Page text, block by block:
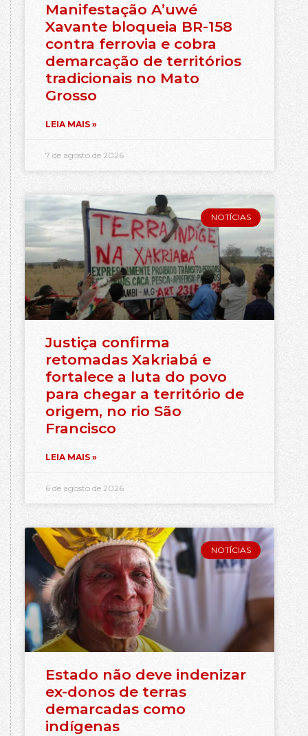
Manifestação A’uwé
Xavante bloqueia BR-158
contra ferrovia e cobra
demarcação de territórios
tradicionais no Mato
Grosso
LEIA MAIS »
7 de agosto de 2026
NOTÍCIAS
Justiça confirma
retomadas Xakriabá e
fortalece a luta do povo
para chegar a território de
origem, no rio São
Francisco
LEIA MAIS »
6 de agosto de 2026
NOTÍCIAS
Estado não deve indenizar
ex-donos de terras
demarcadas como
indígenas